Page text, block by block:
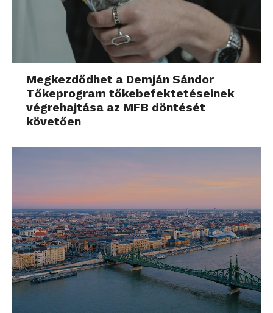
Megkezdődhet a Demján Sándor
Tőkeprogram tőkebefektetéseinek
végrehajtása az MFB döntését
követően